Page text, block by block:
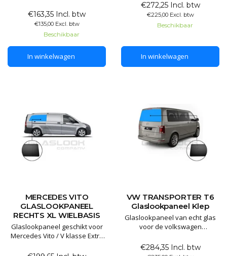
Glaslookpanelen gemaakt van
echt glas voor een luxe
uitstraling. Het voordeel van
echt glas is dat het
gegarandeerd lang mee gaat
en het mooiste resultaat levert.
€163,35 Incl. btw
€135,00 Excl. btw
Beschikbaar
In winkelwagen
€272,25 Incl. btw
€225,00 Excl. btw
Beschikbaar
In winkelwagen
MERCEDES VITO
GLASLOOKPANEEL
RECHTS XL WIELBASIS
Glaslookpaneel geschikt voor
Mercedes Vito / V klasse Extra
VW TRANSPORTER T6
Glaslookpaneel Klep
Glaslookpaneel van echt glas
voor de volkswagen
€284,35 Incl. btw